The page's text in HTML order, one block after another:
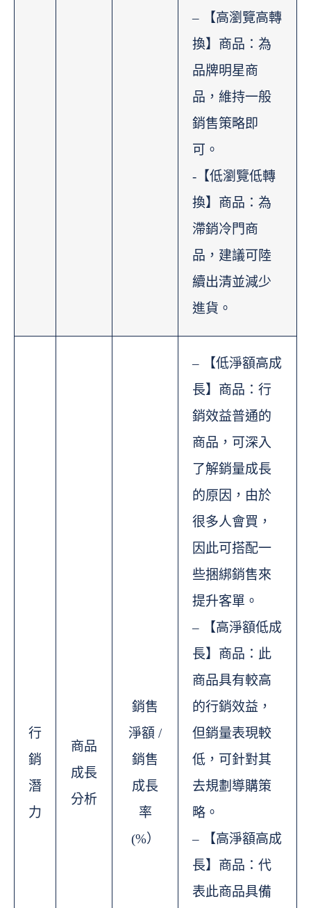
– 【高瀏覽高轉
換】商品：為
品牌明星商
品，維持一般
銷售策略即
可。
-【低瀏覽低轉
換】商品：為
滯銷冷門商
品，建議可陸
續出清並減少
進貨。
行
銷
潛
力
商品
成長
分析
銷售
淨額 /
銷售
成長
率
(%）
– 【低淨額高成
長】商品：行
銷效益普通的
商品，可深入
了解銷量成長
的原因，由於
很多人會買，
因此可搭配一
些捆綁銷售來
提升客單。
– 【高淨額低成
長】商品：此
商品具有較高
的行銷效益，
但銷量表現較
低，可針對其
去規劃導購策
略。
– 【高淨額高成
長】商品：代
表此商品具備